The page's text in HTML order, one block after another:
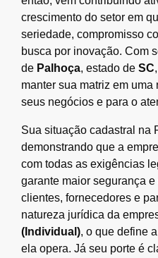
crescimento do setor em
seriedade, compromisso
busca por inovação. Com
de Palhoça, estado de SC
manter sua matriz em
seus negócios e para o
Sua situação cadastral na
demonstrando que a
com todas as exigências
garante maior segurança
clientes, fornecedores e
natureza jurídica da
(Individual), o que define
ela opera. Já seu porte é